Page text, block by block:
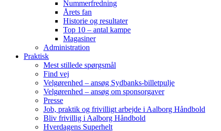
Nummerfredning
Årets fan
Historie og resultater
Top 10 – antal kampe
Magasiner
Administration
Praktisk
Mest stillede spørgsmål
Find vej
Velgørenhed – ansøg Sydbanks-billetpulje
Velgørenhed – ansøg om sponsorgaver
Presse
Job, praktik og frivilligt arbejde i Aalborg Håndbold
Bliv frivillig i Aalborg Håndbold
Hverdagens Superhelt